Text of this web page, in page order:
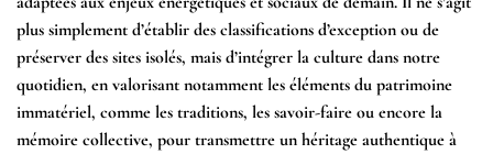
plus simplement d’établir des classifications d’exception ou de
préserver des sites isolés, mais d’intégrer la culture dans notre
quotidien, en valorisant notamment les éléments du patrimoine
immatériel, comme les traditions, les savoir-faire ou encore la
mémoire collective, pour transmettre un héritage authentique à